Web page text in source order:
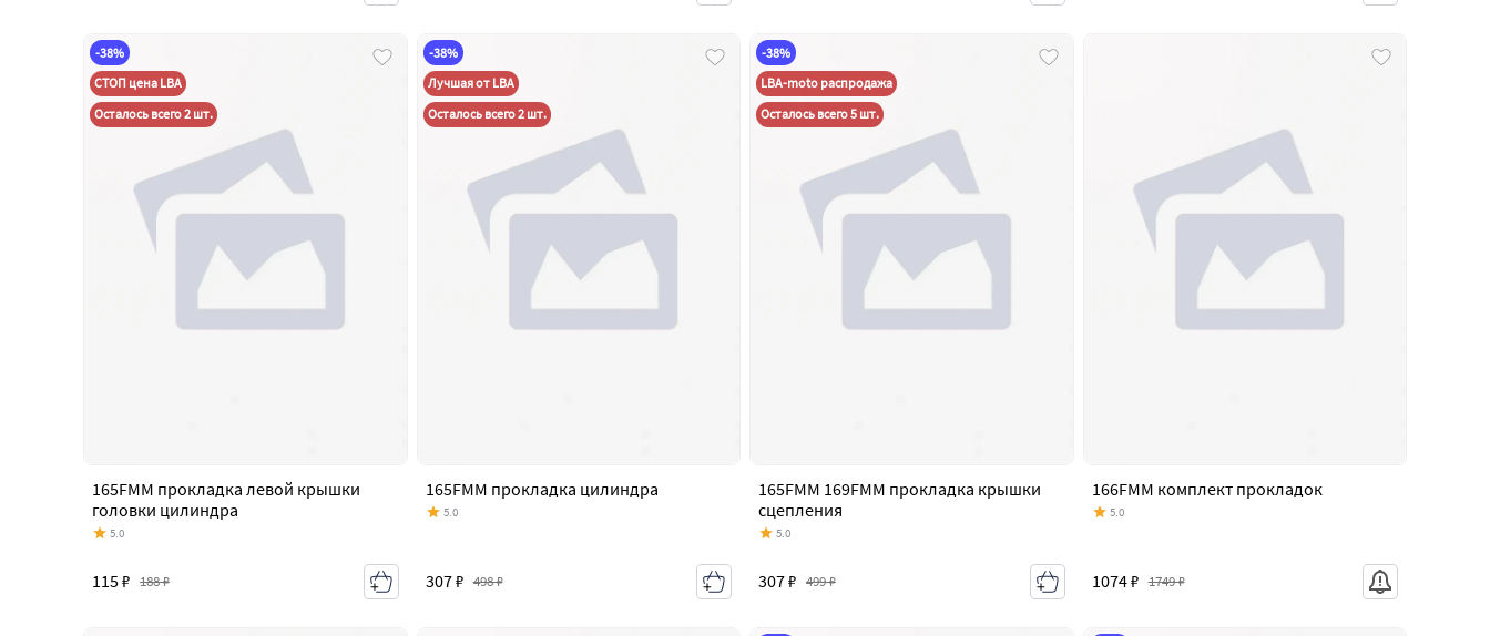
-38%
СТОП цена LBA
Осталось всего 2 шт.
165FMM прокладка левой крышки
головки цилиндра
5.0
115 ₽ 188 ₽
-38%
Лучшая от LBA
Осталось всего 2 шт.
165FMM прокладка цилиндра
5.0
307 ₽ 498 ₽
-38%
LBA-moto распродажа
Осталось всего 5 шт.
165FMM 169FMM прокладка крышки
сцепления
5.0
307 ₽ 499 ₽
166FMM комплект прокладок
5.0
1074 ₽ 1749 ₽